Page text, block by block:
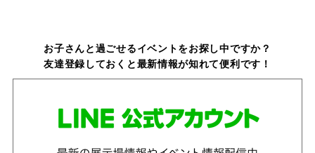
お子さんと過ごせるイベントをお探し中ですか？
友達登録しておくと最新情報が知れて便利です！